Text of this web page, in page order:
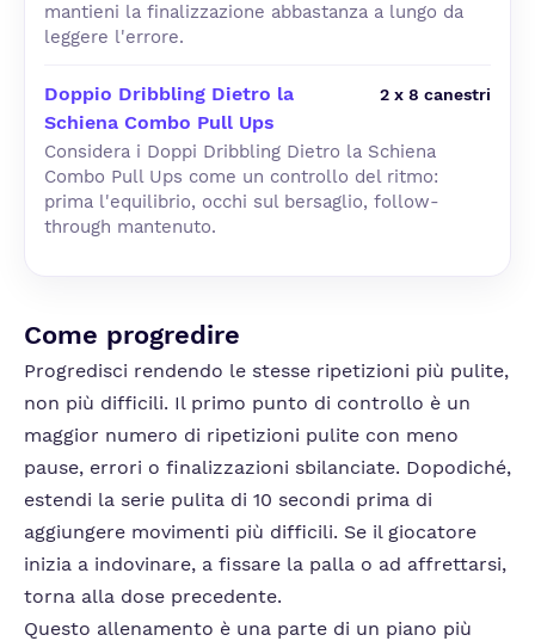
mantieni la finalizzazione abbastanza a lungo da
leggere l'errore.
Doppio Dribbling Dietro la
Schiena Combo Pull Ups
2 x 8 canestri
Considera i Doppi Dribbling Dietro la Schiena
Combo Pull Ups come un controllo del ritmo:
prima l'equilibrio, occhi sul bersaglio, follow-
through mantenuto.
Come progredire
Progredisci rendendo le stesse ripetizioni più pulite,
non più difficili. Il primo punto di controllo è un
maggior numero di ripetizioni pulite con meno
pause, errori o finalizzazioni sbilanciate. Dopodiché,
estendi la serie pulita di 10 secondi prima di
aggiungere movimenti più difficili. Se il giocatore
inizia a indovinare, a fissare la palla o ad affrettarsi,
torna alla dose precedente.
Questo allenamento è una parte di un piano più